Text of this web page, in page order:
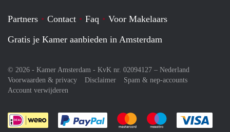
Partners Contact Faq
Voor Makelaars
Gratis je Kamer aanbieden in Amsterdam
© 2026 - Kamer Amsterdam - KvK nr. 02094127 – Nederland
Voorwaarden & privacy
Disclaimer
Spam & nep-accounts
Account verwijderen
Je rekent gemakkelijk af met Paypal
Je rekent gemakkelijk af met
Je rekent